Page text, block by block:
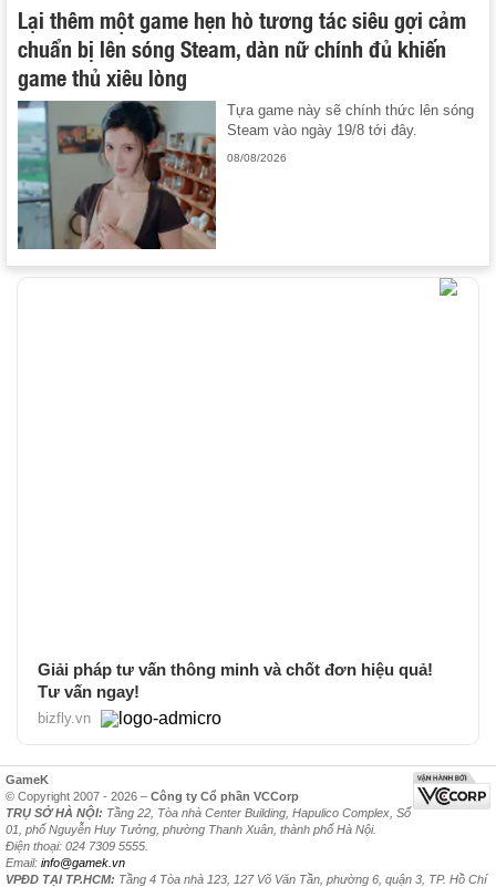
Lại thêm một game hẹn hò tương tác siêu gợi cảm
chuẩn bị lên sóng Steam, dàn nữ chính đủ khiến
game thủ xiêu lòng
Tựa game này sẽ chính thức lên sóng
Steam vào ngày 19/8 tới đây.
08/08/2026
Giải pháp tư vấn thông minh và chốt đơn hiệu quả!
Tư vấn ngay!
bizfly.vn
GameK
© Copyright 2007 - 2026 – Công ty Cổ phần VCCorp
TRỤ SỞ HÀ NỘI: Tầng 22, Tòa nhà Center Building, Hapulico Complex, Số
01, phố Nguyễn Huy Tưởng, phường Thanh Xuân, thành phố Hà Nội.
Điện thoại: 024 7309 5555.
Email: info@gamek.vn
VPĐD TẠI TP.HCM: Tầng 4 Tòa nhà 123, 127 Võ Văn Tần, phường 6, quận 3, TP. Hồ Chí